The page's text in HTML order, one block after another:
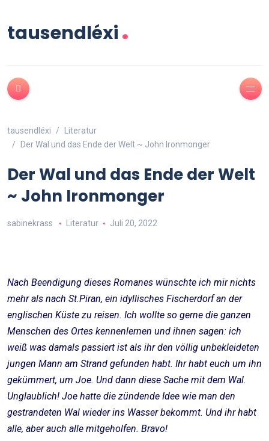
tausendléxi.
tausendléxi
Literatur
Der Wal und das Ende der Welt ~ John Ironmonger
Der Wal und das Ende der Welt
~ John Ironmonger
sabinekrass Literatur Juli 20, 2022
Nach Beendigung dieses Romanes wünschte ich mir nichts
mehr als nach St.Piran, ein idyllisches Fischerdorf an der
englischen Küste zu reisen. Ich wollte so gerne die ganzen
Menschen des Ortes kennenlernen und ihnen sagen: ich
weiß was damals passiert ist als ihr den völlig unbekleideten
jungen Mann am Strand gefunden habt. Ihr habt euch um ihn
gekümmert, um Joe. Und dann diese Sache mit dem Wal.
Unglaublich! Joe hatte die zündende Idee wie man den
gestrandeten Wal wieder ins Wasser bekommt. Und ihr habt
alle, aber auch alle mitgeholfen. Bravo!